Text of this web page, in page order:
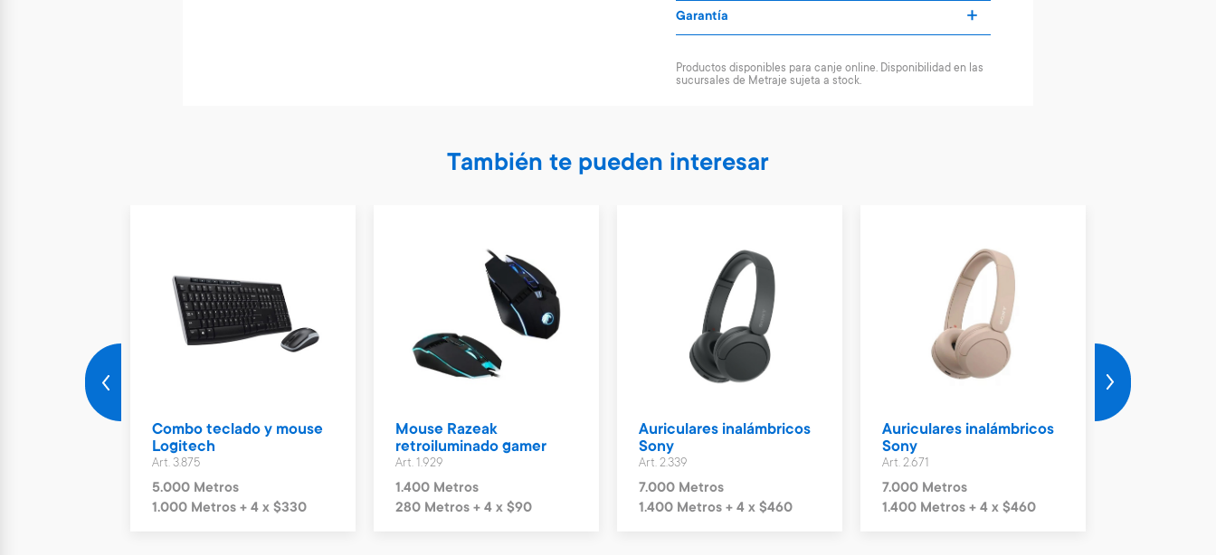
Garantía
Productos disponibles para canje online. Disponibilidad en las
sucursales de Metraje sujeta a stock.
También te pueden interesar
Combo teclado y mouse
Logitech
Art. 3.875
5.000 Metros
1.000 Metros + 4 x $330
Mouse Razeak
retroiluminado gamer
Art. 1.929
1.400 Metros
280 Metros + 4 x $90
Auriculares inalámbricos
Sony
Art. 2.339
7.000 Metros
1.400 Metros + 4 x $460
Auriculares inalámbricos
Sony
Art. 2.671
7.000 Metros
1.400 Metros + 4 x $460